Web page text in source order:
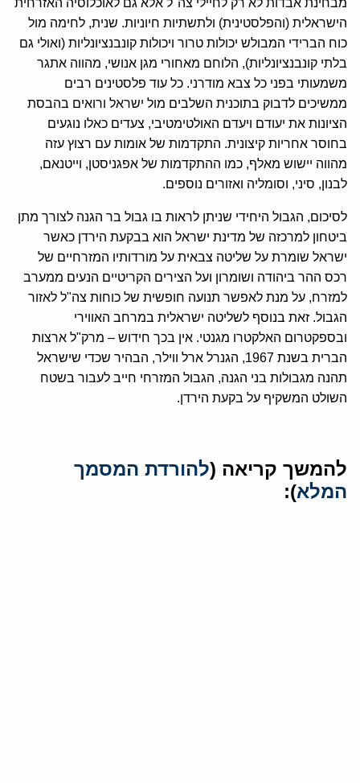
הישראלית (והפלסטינית) ולתשתיות חיוניות. שנית, לחימה מול
כוח הברידי המבולש יכולות טרור ויכולות קונבנציונליות (ואולי גם
בלתי קונבנציונליות), הלוחם מאחורי מגן אנושי, מהווה אתגר
משמעותי בפני כל צבא מודרני. כל עוד פלסטינים רבים
ממשיכים לדבוק בתוכנית השלבים מול ישראל ורואים בהבסת
הציונות את יעודם ויעדם האולטימטיבי, צעדים כאלו נוגעים
בחוסר אחריות קיצונית. התקדמות של אומות עם רצוץ עזה
מהווה יישוש מאלף, כמו ההתקדמות של אפגניסטן, וייטנאם,
לבנון, סיני, וסומליה ואזורים נוספים.
לסיכום, הגבול היחידי שניתן לראות בו גבול בר הגנה לצורך מתן
ביטחון למרכזה של מדינת ישראל הוא בבקעת הירדן כאשר
ישראל שומרת על שליטה צבאית על מורדותיו המזרחיים של
רכס ההר ביהודה ושומרון ועל הצירים הקריטיים הנעים ממערב
למזרח, על מנת לאפשר תנועה חופשית של כוחות צה"ל לאזור
הגבול. זאת בנוסף לשליטה ישראלית במרחב האווירי
ובספקטרום האלקטרו מגנטי. אין בכך חידוש – מרק"ל ארצות
הברית בשנת 1967, הגנרל ארל ווילר, הבהיר שכדי שישראל
תהנה מגבולות בני הגנה, הגבול המזרחי חייב לעבור בשטח
השולט המשקיף על בקעת הירדן.
להמשך קריאה (להורדת המסמך
המלא):